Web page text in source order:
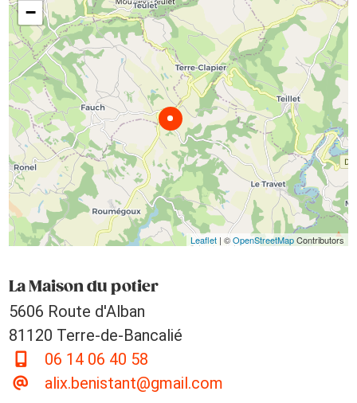
−
Leaflet| ©OpenStreetMapContributors
La Maison du potier
5606 Route d'Alban
81120 Terre-de-Bancalié
06 14 06 40 58
alix.benistant@gmail.com